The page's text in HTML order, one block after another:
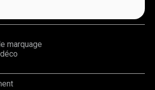
marquage